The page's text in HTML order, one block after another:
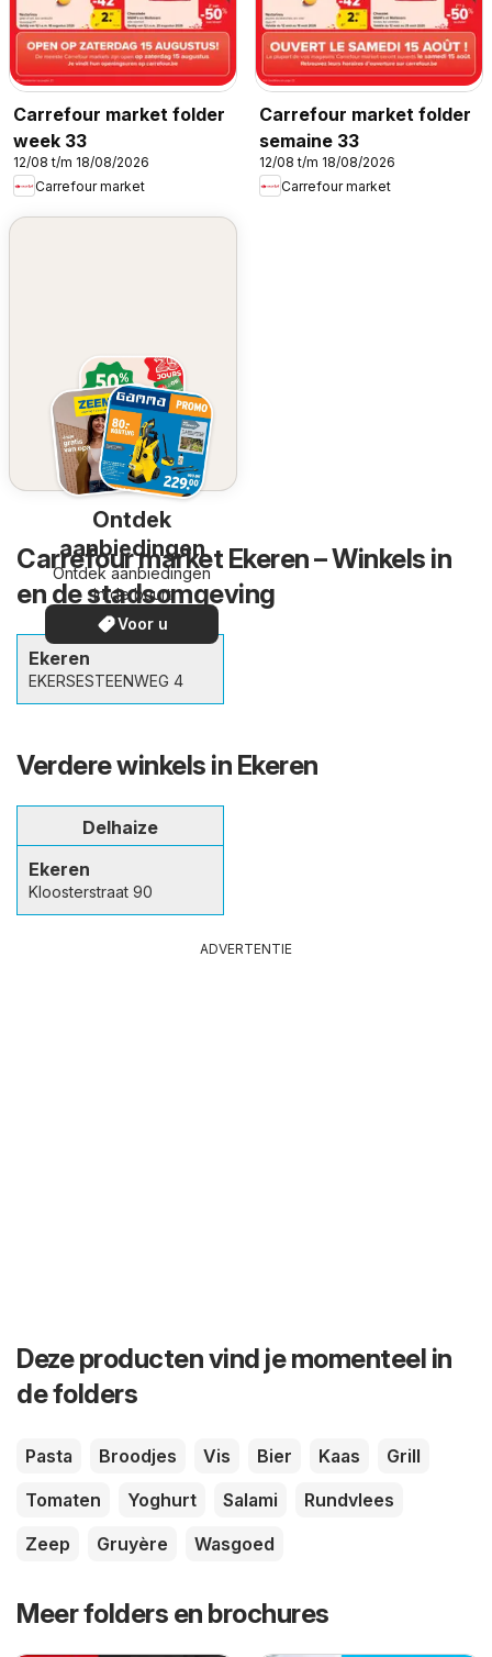
Carrefour market folder
week 33
12/08 t/m 18/08/2026
Carrefour market
Carrefour market folder
semaine 33
12/08 t/m 18/08/2026
Carrefour market
Ontdek
aanbiedingen
Ontdek aanbiedingen
in de buurt
Voor u
Carrefour market Ekeren – Winkels in
en de stadsomgeving
Ekeren
EKERSESTEENWEG 4
Verdere winkels in Ekeren
Delhaize
Ekeren
Kloosterstraat 90
ADVERTENTIE
Deze producten vind je momenteel in
de folders
Pasta Broodjes Vis Bier Kaas
Grill
Tomaten
Yoghurt Salami
Rundvlees
Zeep
Gruyère Wasgoed
Meer folders en brochures